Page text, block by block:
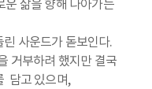
운 삶을 향해 나아가는
사운드가 돋보인다.
거부하려 했지만 결국
담고 있으며,